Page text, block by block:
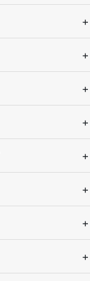
+
+
+
+
+
+
+
+